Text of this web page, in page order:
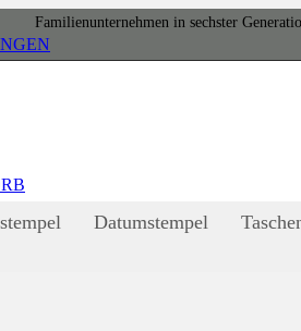
Familien­unter­nehmen in sechster
Datumstempel